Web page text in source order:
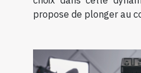
propose de plonger au